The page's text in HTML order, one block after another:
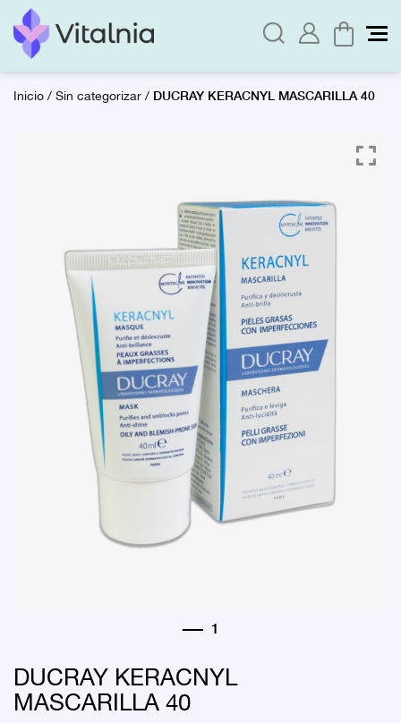
Inicio/Sin categorizar/ DUCRAY KERACNYL MASCARILLA 40
DUCRAY KERACNYL
MASCARILLA 40